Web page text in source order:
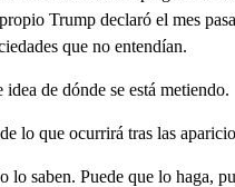
Trump declaró el mes
que no entendían.
de dónde se está metiendo.
lo que ocurrirá tras las
saben. Puede que lo haga,